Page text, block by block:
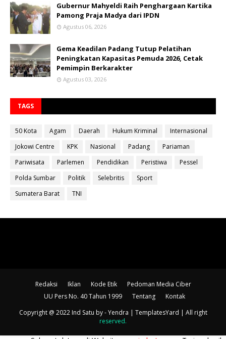
Gubernur Mahyeldi Raih Penghargaan Kartika
Pamong Praja Madya dari IPDN
Agustus 06, 2026
Gema Keadilan Padang Tutup Pelatihan
Peningkatan Kapasitas Pemuda 2026, Cetak
Pemimpin Berkarakter
Agustus 03, 2026
TAGS
50 Kota Agam Daerah Hukum Kriminal
Internasional
Jokowi Centre
KPK Nasional Padang
Pariaman
Pariwisata
Parlemen Pendidikan Peristiwa
Pessel
Polda Sumbar
Politik Selebritis
Sport
Sumatera Barat
TNI
Redaksi Iklan Kode Etik
Pedoman Media Ciber
UU Pers No. 40 Tahun 1999
Tentang
Kontak
Copyright @ 2022 Ind Satu by - Yendra | TemplatesYard | All right
reserved.